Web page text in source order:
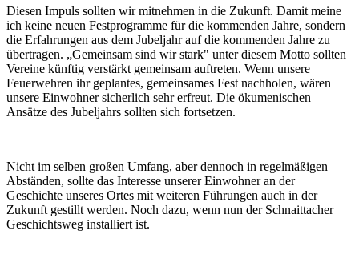
Diesen Impuls sollten wir mitnehmen in die Zukunft. Damit meine
ich keine neuen Festprogramme für die kommenden Jahre, sondern
die Erfahrungen aus dem Jubeljahr auf die kommenden Jahre zu
übertragen. „Gemeinsam sind wir stark" unter diesem Motto sollten
Vereine künftig verstärkt gemeinsam auftreten. Wenn unsere
Feuerwehren ihr geplantes, gemeinsames Fest nachholen, wären
unsere Einwohner sicherlich sehr erfreut. Die ökumenischen
Ansätze des Jubeljahrs sollten sich fortsetzen.
Nicht im selben großen Umfang, aber dennoch in regelmäßigen
Abständen, sollte das Interesse unserer Einwohner an der
Geschichte unseres Ortes mit weiteren Führungen auch in der
Zukunft gestillt werden. Noch dazu, wenn nun der Schnaittacher
Geschichtsweg installiert ist.